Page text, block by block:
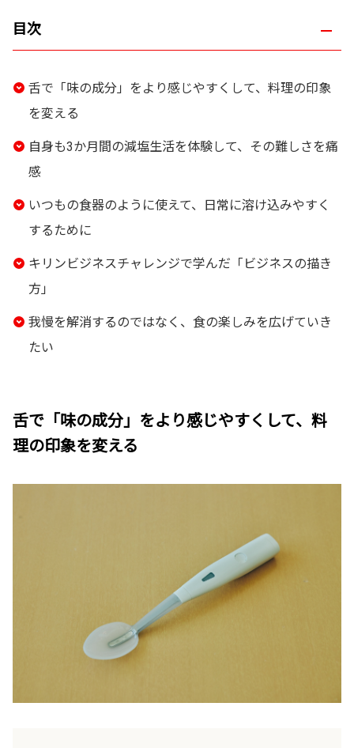
目次
舌で「味の成分」をより感じやすくして、料理の印象
を変える
自身も3か月間の減塩生活を体験して、その難しさを痛
感
いつもの食器のように使えて、日常に溶け込みやすく
するために
キリンビジネスチャレンジで学んだ「ビジネスの描き
方」
我慢を解消するのではなく、食の楽しみを広げていき
たい
舌で「味の成分」をより感じやすくして、料
理の印象を変える